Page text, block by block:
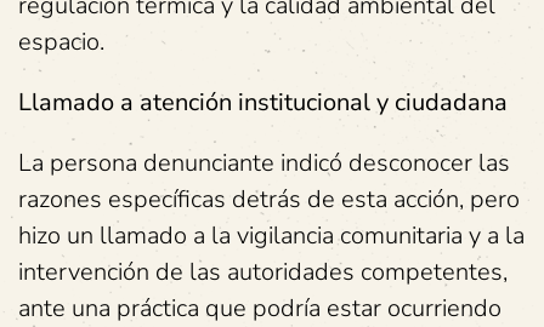
espacio.
Llamado a atención institucional y ciudadana
La persona denunciante indicó desconocer las
razones específicas detrás de esta acción, pero
hizo un llamado a la vigilancia comunitaria y a la
intervención de las autoridades competentes,
ante una práctica que podría estar ocurriendo